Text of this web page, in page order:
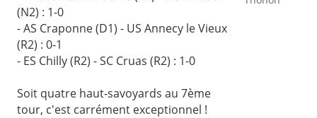
(N2) : 1-0
- AS Craponne (D1) - US Annecy le Vieux
(R2) : 0-1
- ES Chilly (R2) - SC Cruas (R2) : 1-0
Soit quatre haut-savoyards au 7ème
tour, c'est carrément exceptionnel !